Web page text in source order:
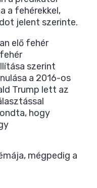
a fehérekkel,
jelent szerinte.
elő fehér
szerint
a 2016-os
Trump lett az
hogy
mégpedig a